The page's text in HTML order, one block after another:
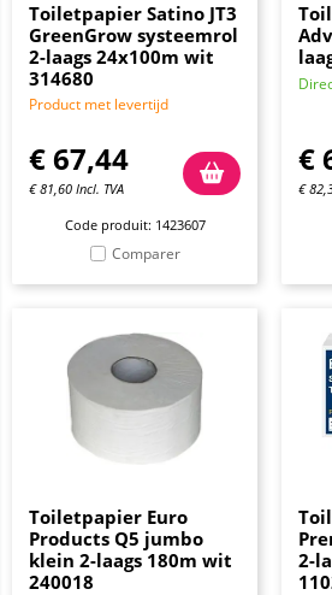
Toiletpapier Satino JT3
GreenGrow systeemrol
2-laags 24x100m wit
314680
Product met levertijd
€67,44
€81,60 Incl. TVA
Code produit: 1423607
Comparer
€
€
Toiletpapier Euro
Products Q5 jumbo
klein 2-laags 180m wit
240018
2-